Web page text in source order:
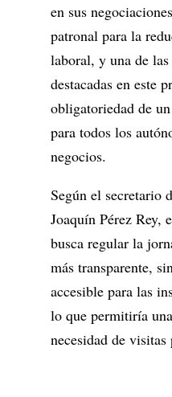
en sus
patronal para la
laboral, y una de
destacadas en este
obligatoriedad de
para todos los
negocios.
Según el secretario
Joaquín Pérez Rey,
busca regular la
más transparente,
accesible para las
lo que permitiría
necesidad de visitas